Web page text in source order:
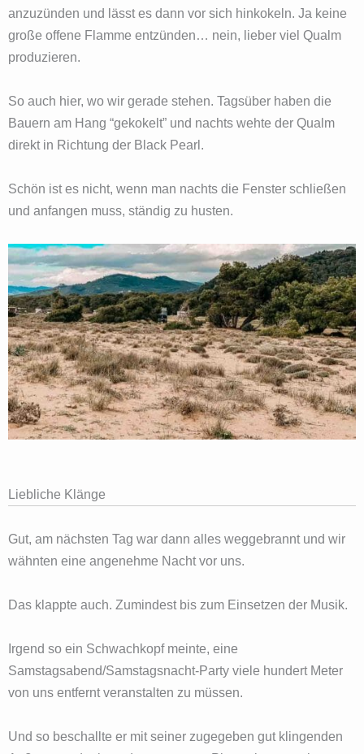
anzuzünden und lässt es dann vor sich hinkokeln. Ja keine
große offene Flamme entzünden… nein, lieber viel Qualm
produzieren.
So auch hier, wo wir gerade stehen. Tagsüber haben die
Bauern am Hang “gekokelt” und nachts wehte der Qualm
direkt in Richtung der Black Pearl.
Schön ist es nicht, wenn man nachts die Fenster schließen
und anfangen muss, ständig zu husten.
Liebliche Klänge
Gut, am nächsten Tag war dann alles weggebrannt und wir
wähnten eine angenehme Nacht vor uns.
Das klappte auch. Zumindest bis zum Einsetzen der Musik.
Irgend so ein Schwachkopf meinte, eine
Samstagsabend/Samstagsnacht-Party viele hundert Meter
von uns entfernt veranstalten zu müssen.
Und so beschallte er mit seiner zugegeben gut klingenden